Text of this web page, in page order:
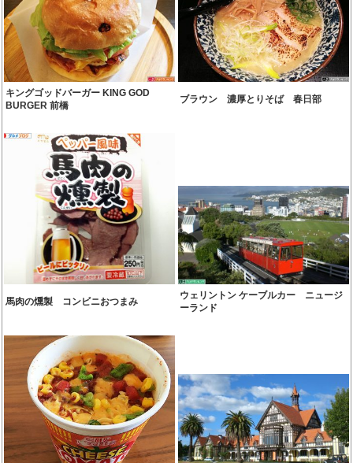
キングゴッドバーガー KING GOD
BURGER 前橋
ブラウン 濃厚とりそば 春日部
馬肉の燻製 コンビニおつまみ
ウェリントン ケーブルカー ニュージ
ーランド